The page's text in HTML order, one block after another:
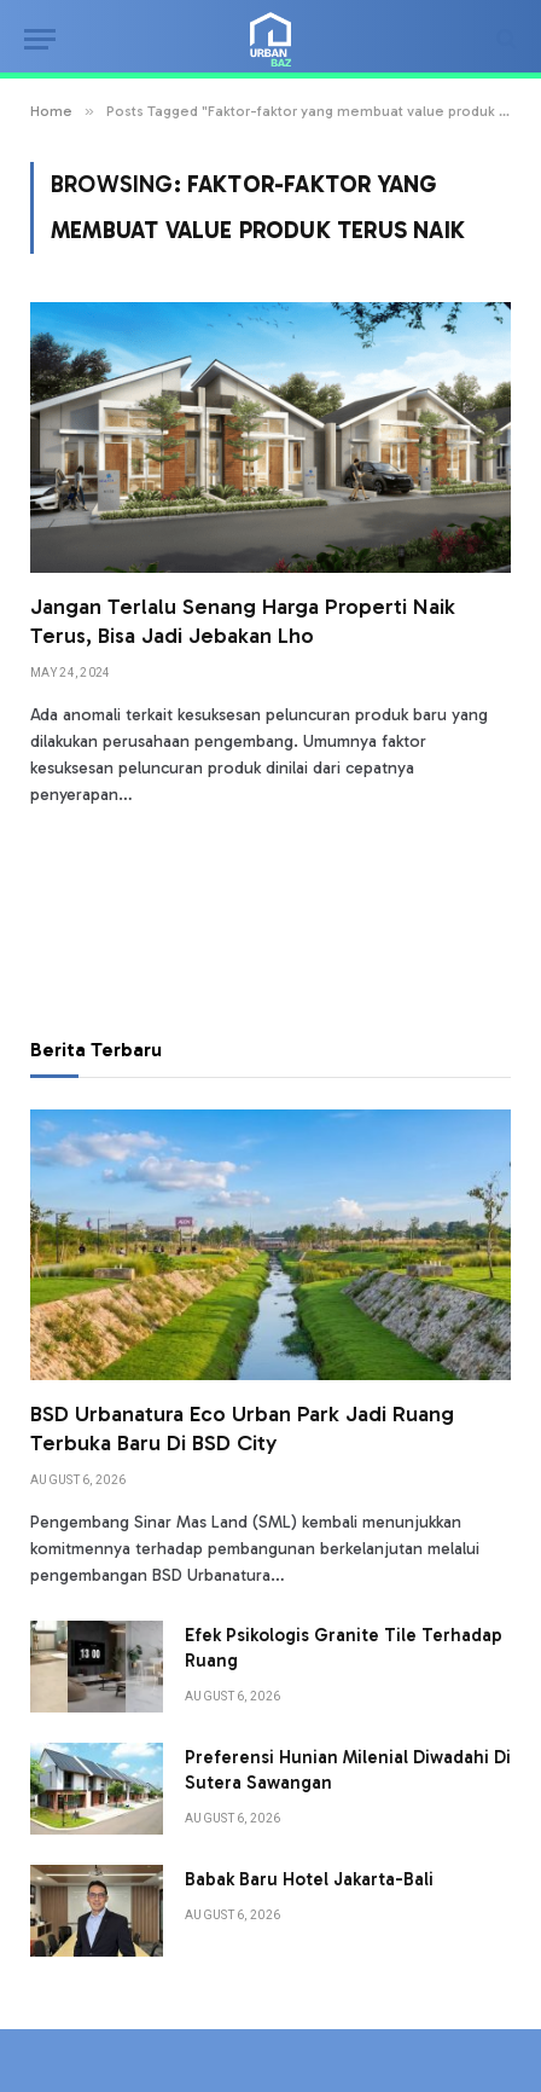
Home » Posts Tagged "Faktor-faktor yang membuat value produk terus naik"
BROWSING: FAKTOR-FAKTOR YANG
MEMBUAT VALUE PRODUK TERUS NAIK
Jangan Terlalu Senang Harga Properti Naik
Terus, Bisa Jadi Jebakan Lho
MAY 24, 2024
Ada anomali terkait kesuksesan peluncuran produk baru yang
dilakukan perusahaan pengembang. Umumnya faktor
kesuksesan peluncuran produk dinilai dari cepatnya
penyerapan…
Berita Terbaru
BSD Urbanatura Eco Urban Park Jadi Ruang
Terbuka Baru Di BSD City
AUGUST 6, 2026
Pengembang Sinar Mas Land (SML) kembali menunjukkan
komitmennya terhadap pembangunan berkelanjutan melalui
pengembangan BSD Urbanatura…
Efek Psikologis Granite Tile Terhadap
Ruang
AUGUST 6, 2026
Preferensi Hunian Milenial Diwadahi Di
Sutera Sawangan
AUGUST 6, 2026
Babak Baru Hotel Jakarta-Bali
AUGUST 6, 2026